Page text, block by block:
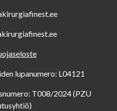
lupanumero: L04121
T008/2024 (PZU